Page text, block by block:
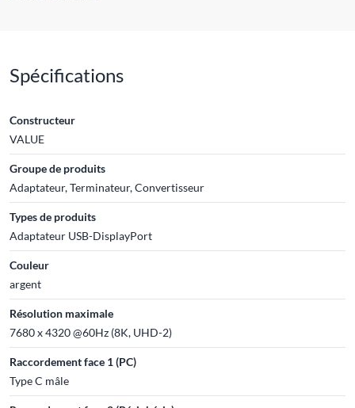
Spécifications
Constructeur
VALUE
Groupe de produits
Adaptateur, Terminateur, Convertisseur
Types de produits
Adaptateur USB-DisplayPort
Couleur
argent
Résolution maximale
7680 x 4320 @60Hz (8K, UHD-2)
Raccordement face 1 (PC)
Type C mâle